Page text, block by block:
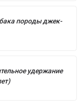
породы джек-
удержание